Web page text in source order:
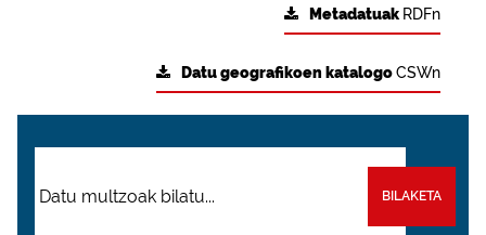
Metadatuak RDFn
Datu geografikoen katalogoCSWn
BILAKETA